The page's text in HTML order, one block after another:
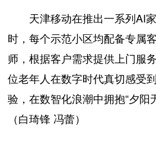
天津移动在推出一系列AI家
时，每个示范小区均配备专属
师，根据客户需求提供上门服
位老年人在数字时代真切感受
验，在数智化浪潮中拥抱“夕阳
（白琦锋 冯蕾）